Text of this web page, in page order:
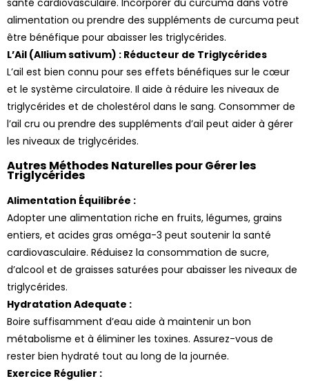
alimentation ou prendre des suppléments de curcuma peut
être bénéfique pour abaisser les triglycérides.
L’Ail (Allium sativum) : Réducteur de Triglycérides
L’ail est bien connu pour ses effets bénéfiques sur le cœur
et le système circulatoire. Il aide à réduire les niveaux de
triglycérides et de cholestérol dans le sang. Consommer de
l’ail cru ou prendre des suppléments d’ail peut aider à gérer
les niveaux de triglycérides.
Autres Méthodes Naturelles pour Gérer les
Triglycérides
Alimentation Équilibrée :
Adopter une alimentation riche en fruits, légumes, grains
entiers, et acides gras oméga-3 peut soutenir la santé
cardiovasculaire. Réduisez la consommation de sucre,
d’alcool et de graisses saturées pour abaisser les niveaux de
triglycérides.
Hydratation Adequate :
Boire suffisamment d’eau aide à maintenir un bon
métabolisme et à éliminer les toxines. Assurez-vous de
rester bien hydraté tout au long de la journée.
Exercice Régulier :
2 avis